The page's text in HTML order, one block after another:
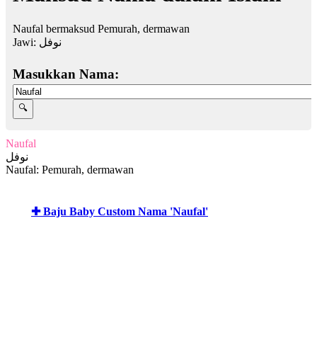
Naufal bermaksud Pemurah, dermawan
Jawi: نوفل
Masukkan Nama:
Naufal
نوفل
Naufal: Pemurah, dermawan
✚ Baju Baby Custom Nama 'Naufal'